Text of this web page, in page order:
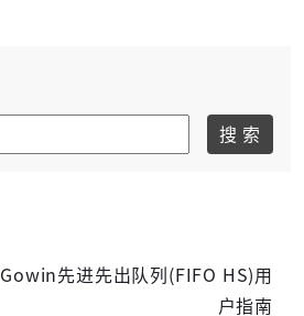
搜 索
Gowin先进先出队列(FIFO HS)用
户指南